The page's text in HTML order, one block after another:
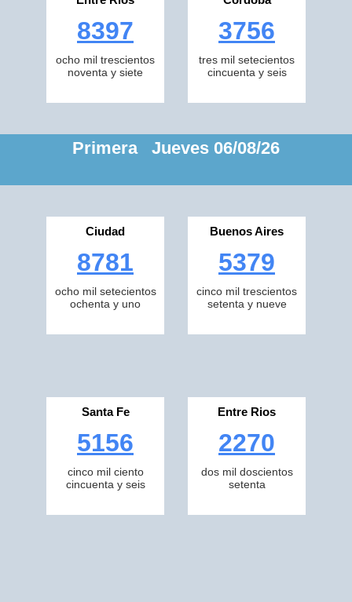
8397
ocho mil trescientos
noventa y siete
3756
tres mil setecientos
cincuenta y seis
Primera Jueves 06/08/26
Ciudad
8781
ocho mil setecientos
ochenta y uno
Buenos Aires
5379
cinco mil trescientos
setenta y nueve
Santa Fe
5156
cinco mil ciento
cincuenta y seis
Entre Rios
2270
dos mil doscientos
setenta